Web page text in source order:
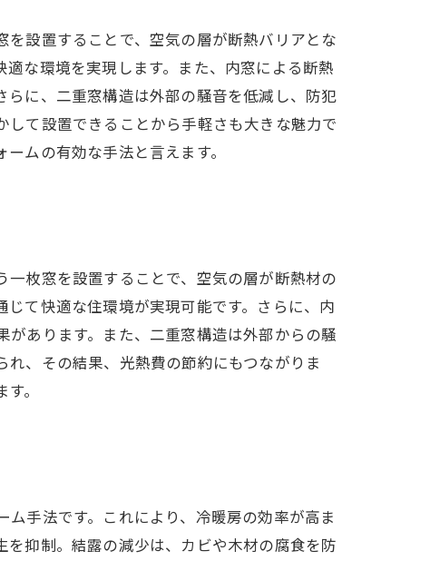
設置することで、空気の層が断熱バリアとな
な環境を実現します。また、内窓による断熱
に、二重窓構造は外部の騒音を低減し、防犯
て設置できることから手軽さも大きな魅力で
ムの有効な手法と言えます。
枚窓を設置することで、空気の層が断熱材の
て快適な住環境が実現可能です。さらに、内
あります。また、二重窓構造は外部からの騒
、その結果、光熱費の節約にもつながりま
。
手法です。これにより、冷暖房の効率が高ま
抑制。結露の減少は、カビや木材の腐食を防